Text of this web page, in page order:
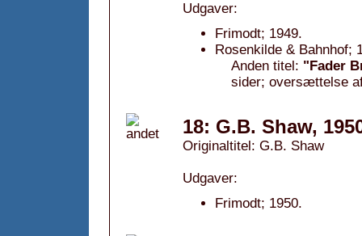
Udgaver:
Frimodt; 1949.
Rosenkilde & Bahnhof;
Anden titel: "Fader
sider; oversættelse
18: G.B. Shaw,
Originaltitel: G.B. Shaw
Udgaver:
Frimodt; 1950.